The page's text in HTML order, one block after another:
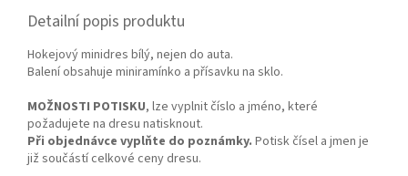
Detailní popis produktu
Hokejový minidres bílý, nejen do auta.
Balení obsahuje miniramínko a přísavku na sklo.
MOŽNOSTI POTISKU, lze vyplnit číslo a jméno, které
požadujete na dresu natisknout.
Při objednávce vyplňte do poznámky. Potisk čísel a jmen je
již součástí celkové ceny dresu.